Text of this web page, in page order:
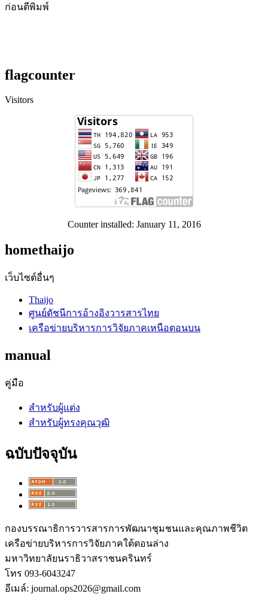
ก่อนตีพิมพ์
flagcounter
Visitors
Counter installed: January 11, 2016
homethaijo
เว็บไซต์อื่นๆ
Thaijo
ศูนย์ดัชนีการอ้างอิงวารสารไทย
เครือข่ายบริหารการวิจัยภาคเหนือตอนบน
manual
คู่มือ
สำหรับผู้แต่ง
สำหรับผู้ทรงคุณวุฒิ
ฉบับปัจจุบัน
กองบรรณาธิการวารสารการพัฒนาชุมชนและคุณภาพชีวิต
เครือข่ายบริหารการวิจัยภาคใต้ตอนล่าง
มหาวิทยาลัยนราธิวาสราชนครินทร์
โทร 093-6043247
อีเมล์: journal.ops2026@gmail.com